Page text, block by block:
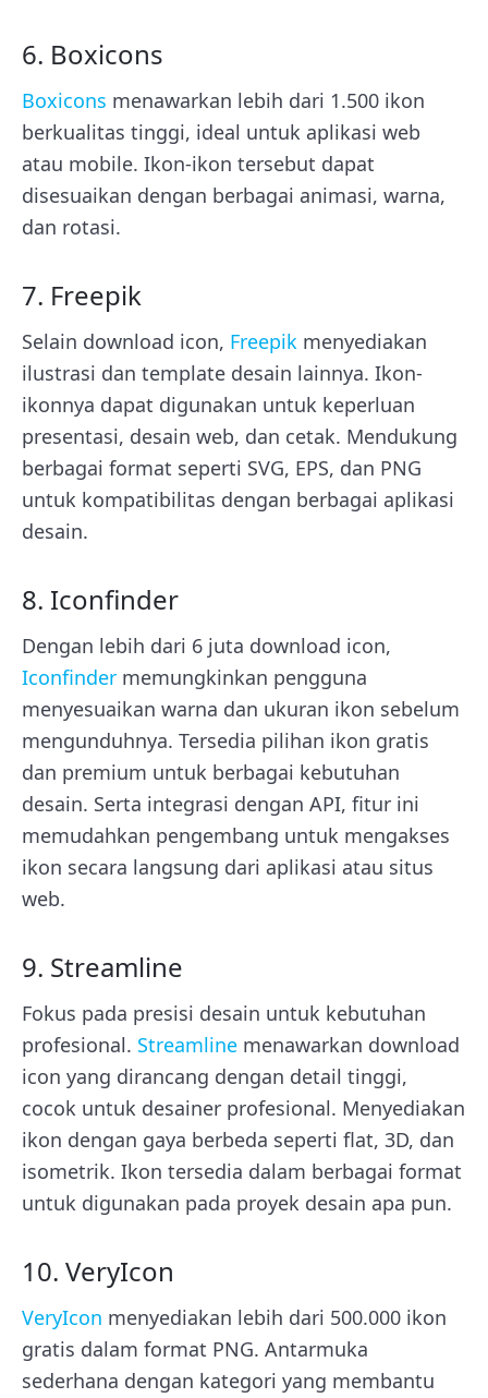
6. Boxicons
Boxicons menawarkan lebih dari 1.500 ikon
berkualitas tinggi, ideal untuk aplikasi web
atau mobile. Ikon-ikon tersebut dapat
disesuaikan dengan berbagai animasi, warna,
dan rotasi.
7. Freepik
Selain download icon, Freepik menyediakan
ilustrasi dan template desain lainnya. Ikon-
ikonnya dapat digunakan untuk keperluan
presentasi, desain web, dan cetak. Mendukung
berbagai format seperti SVG, EPS, dan PNG
untuk kompatibilitas dengan berbagai aplikasi
desain.
8. Iconfinder
Dengan lebih dari 6 juta download icon,
Iconfinder memungkinkan pengguna
menyesuaikan warna dan ukuran ikon sebelum
mengunduhnya. Tersedia pilihan ikon gratis
dan premium untuk berbagai kebutuhan
desain. Serta integrasi dengan API, fitur ini
memudahkan pengembang untuk mengakses
ikon secara langsung dari aplikasi atau situs
web.
9. Streamline
Fokus pada presisi desain untuk kebutuhan
profesional. Streamline menawarkan download
icon yang dirancang dengan detail tinggi,
cocok untuk desainer profesional. Menyediakan
ikon dengan gaya berbeda seperti flat, 3D, dan
isometrik. Ikon tersedia dalam berbagai format
untuk digunakan pada proyek desain apa pun.
10. VeryIcon
VeryIcon menyediakan lebih dari 500.000 ikon
gratis dalam format PNG. Antarmuka
sederhana dengan kategori yang membantu